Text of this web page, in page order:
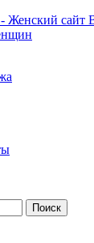
Женский сайт